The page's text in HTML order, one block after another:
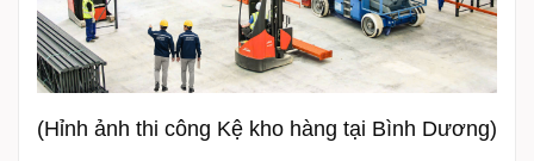
(Hỉnh ảnh thi công Kệ kho hàng tại Bình Dương)